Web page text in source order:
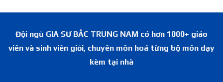
Đội ngũ GIA SƯ BẮC TRUNG NAM có hơn 1000+ giáo
viên và sinh viên giỏi, chuyên môn hoá từng bộ môn dạy
kèm tại nhà